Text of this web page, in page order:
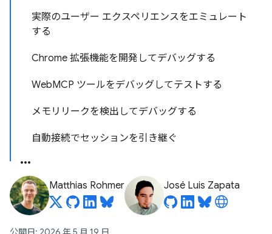
実際のユーザー エクスペリエンスをエミュレート
する
Chrome 拡張機能を開発してデバッグする
WebMCP ツールをデバッグしてテストする
メモリリークを検出してデバッグする
自動接続でセッションを引き継ぐ
Matthias Rohmer José Luis Zapata